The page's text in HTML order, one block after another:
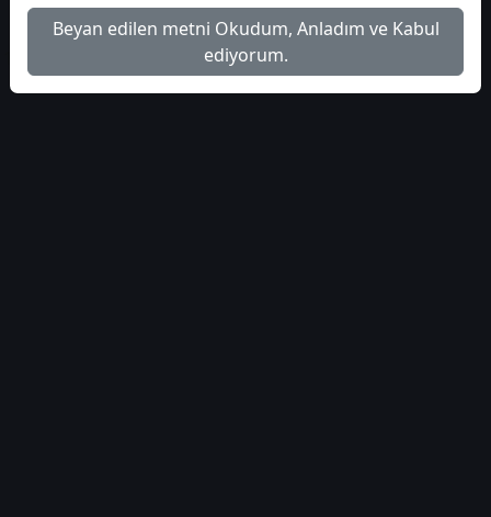
Beyan edilen metni Okudum, Anladım ve Kabul
ediyorum.